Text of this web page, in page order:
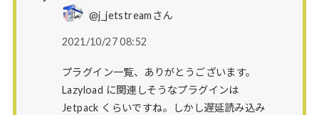
@j_jetstreamさん
2021/10/27 08:52
プラグイン一覧、ありがとうございます。
Lazyload に関連しそうなプラグインは
Jetpack くらいですね。しかし遅延読み込み